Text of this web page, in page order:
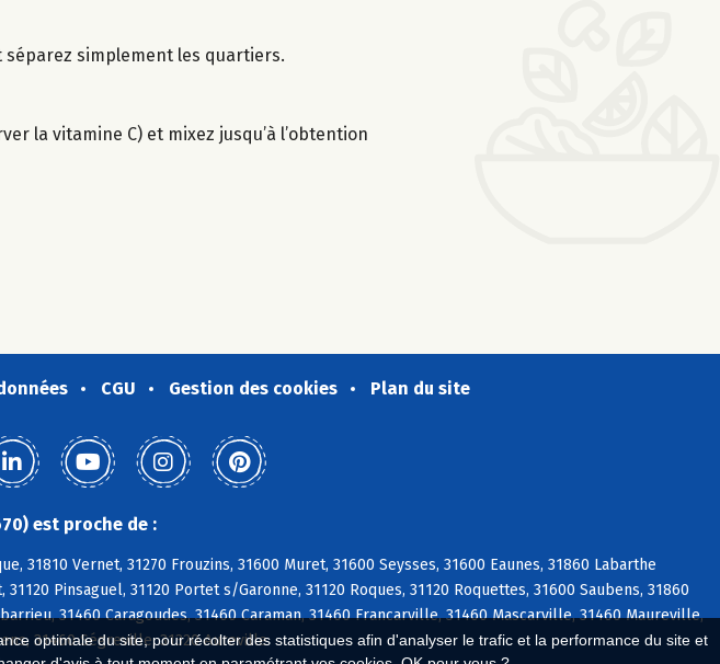
optimale du site, pour récolter des statistiques afin d'analyser le trafic et la performance du site et
séparez simplement les quartiers.
la vitamine C) et mixez jusqu’à l’obtention
CGU Gestion des cookies Plan du site
est proche de :
31810 Vernet, 31270 Frouzins, 31600 Muret, 31600 Seysses, 31600 Eaunes, 31860 Labarthe
Pinsaguel, 31120 Portet s/Garonne, 31120 Roques, 31120 Roquettes, 31600 Saubens, 31860
31460 Caragoudes, 31460 Caraman, 31460 Francarville, 31460 Mascarville, 31460 Maureville,
31460 Ségreville, 31320 Aureville